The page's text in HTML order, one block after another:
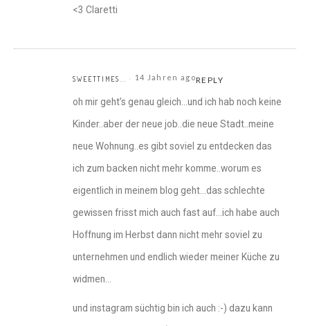
<3 Claretti
SWEETTIMES... 14 Jahren agoREPLY
oh mir geht’s genau gleich…und ich hab noch keine
Kinder..aber der neue job..die neue Stadt..meine
neue Wohnung..es gibt soviel zu entdecken das
ich zum backen nicht mehr komme..worum es
eigentlich in meinem blog geht…das schlechte
gewissen frisst mich auch fast auf…ich habe auch
Hoffnung im Herbst dann nicht mehr soviel zu
unternehmen und endlich wieder meiner Küche zu
widmen…
und instagram süchtig bin ich auch :-) dazu kann